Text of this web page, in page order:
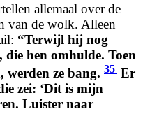
allemaal over de
van de wolk. Alleen
“Terwijl hij nog
hen omhulde. Toen
werden ze bang. 35 Er
zei: ‘Dit is mijn
Luister naar